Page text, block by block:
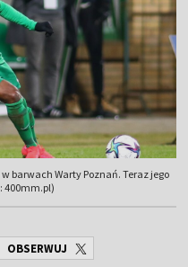
barwach Warty Poznań. Teraz jego
400mm.pl)
OBSERWUJ